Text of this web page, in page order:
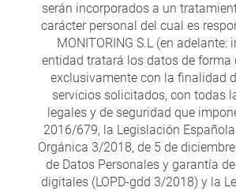
serán incorporados a un
carácter personal del cual es
MONITORING S.L (en adelante:
entidad tratará los datos de forma
exclusivamente con la finalidad
servicios solicitados, con todas
legales y de seguridad que
2016/679, la Legislación
Orgánica 3/2018, de 5 de
de Datos Personales y garantía
digitales (LOPD-gdd 3/2018) y la